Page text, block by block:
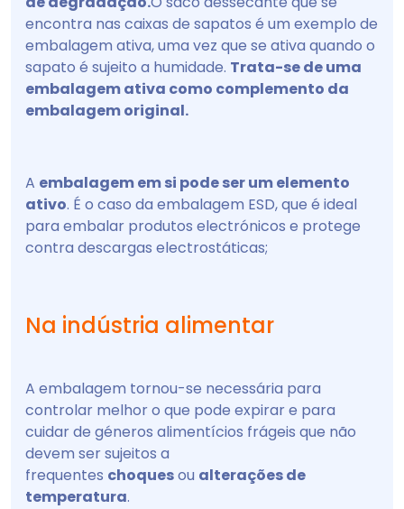
encontra nas caixas de sapatos é um exemplo de
embalagem ativa, uma vez que se ativa quando o
sapato é sujeito a humidade. Trata-se de uma
embalagem ativa como complemento da
embalagem original.
A embalagem em si pode ser um elemento
ativo. É o caso da embalagem ESD, que é ideal
para embalar produtos electrónicos e protege
contra descargas electrostáticas;
Na indústria alimentar
A embalagem tornou-se necessária para
controlar melhor o que pode expirar e para
cuidar de géneros alimentícios frágeis que não
devem ser sujeitos a
frequentes choquesou alterações de
temperatura.